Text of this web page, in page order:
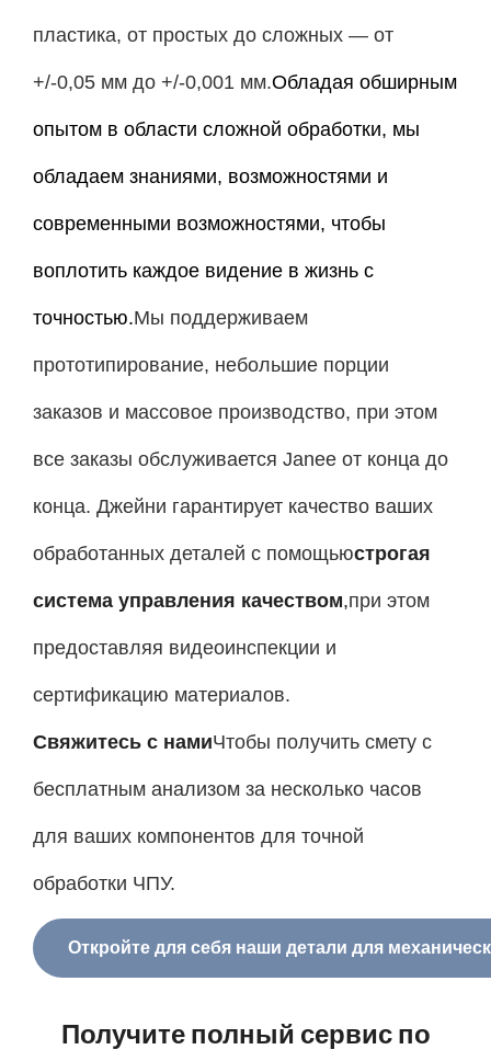
пластика, от простых до сложных — от
+/-0,05 мм до +/-0,001 мм.Обладая обширным
опытом в области сложной обработки, мы
обладаем знаниями, возможностями и
современными возможностями, чтобы
воплотить каждое видение в жизнь с
точностью.Мы поддерживаем
прототипирование, небольшие порции
заказов и массовое производство, при этом
все заказы обслуживается Janee от конца до
конца. Джейни гарантирует качество ваших
обработанных деталей с помощьюстрогая
система управления качеством,при этом
предоставляя видеоинспекции и
сертификацию материалов.
Свяжитесь с намиЧтобы получить смету с
бесплатным анализом за несколько часов
для ваших компонентов для точной
обработки ЧПУ.
Откройте для себя наши детали для
Получите полный сервис по